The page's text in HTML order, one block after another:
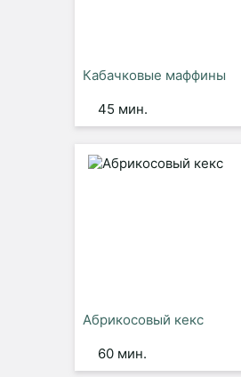
Кабачковые маффины
45 мин.
Абрикосовый кекс
60 мин.